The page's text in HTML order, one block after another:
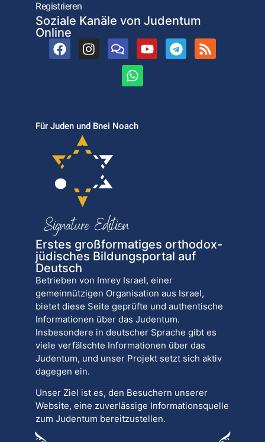
Registrieren
Soziale Kanäle von Judentum
Online
Für Juden und Bnei Noach
Erstes großformatiges orthodox-
jüdisches Bildungsportal auf
Deutsch
Betrieben von Imrey Israel, einer
gemeinnützigen Organisation aus Israel,
bietet diese Seite geprüfte und authentische
Informationen über das Judentum.
Insbesondere in deutscher Sprache gibt es
viele verfälschte Informationen über das
Judentum, und unser Projekt setzt sich aktiv
dagegen ein.
Unser Ziel ist es, den Besuchern unserer
Website, eine zuverlässige Informationsquelle
zum Judentum bereitzustellen.